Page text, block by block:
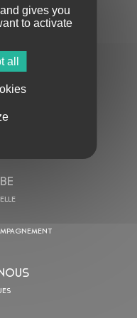
de confidentialité
gives you
to activate
all